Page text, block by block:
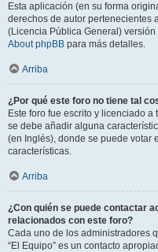
Esta aplicación (en su forma
derechos de autor pertenecientes
(Licencia Pública General)
About phpBB para más detalles.
Arriba
¿Por qué este foro no tiene tal
Este foro fue escrito y licenciado
se debe añadir alguna
(en Inglés), donde se puede votar
características.
Arriba
¿Con quién se puede contactar
relacionados con este foro?
Cada uno de los administradores
“El Equipo” es un contacto